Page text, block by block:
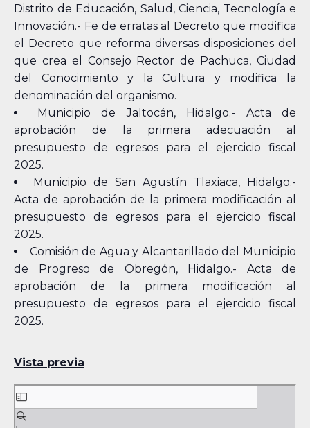
Distrito de Educación, Salud, Ciencia, Tecnología e
Innovación.- Fe de erratas al Decreto que modifica
el Decreto que reforma diversas disposiciones del
que crea el Consejo Rector de Pachuca, Ciudad
del Conocimiento y la Cultura y modifica la
denominación del organismo.
Municipio de Jaltocán, Hidalgo.- Acta de
aprobación de la primera adecuación al
presupuesto de egresos para el ejercicio fiscal
2025.
Municipio de San Agustín Tlaxiaca, Hidalgo.-
Acta de aprobación de la primera modificación al
presupuesto de egresos para el ejercicio fiscal
2025.
Comisión de Agua y Alcantarillado del Municipio
de Progreso de Obregón, Hidalgo.- Acta de
aprobación de la primera modificación al
presupuesto de egresos para el ejercicio fiscal
2025.
Vista previa
Skip
to